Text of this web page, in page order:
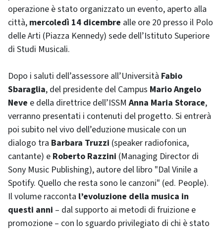
operazione è stato organizzato un evento, aperto alla
città, mercoledì 14 dicembre alle ore 20 presso il Polo
delle Arti (Piazza Kennedy) sede dell’Istituto Superiore
di Studi Musicali.
Dopo i saluti dell’assessore all’Università Fabio
Sbaraglia, del presidente del Campus Mario Angelo
Neve e della direttrice dell’ISSMAnna Maria Storace,
verranno presentati i contenuti del progetto. Si entrerà
poi subito nel vivo dell’eduzione musicale con un
dialogo tra Barbara Truzzi (speaker radiofonica,
cantante) e Roberto Razzini (Managing Director di
Sony Music Publishing), autore del libro "Dal Vinile a
Spotify. Quello che resta sono le canzoni" (ed. People).
Il volume racconta l’evoluzione della musica in
questi anni – dal supporto ai metodi di fruizione e
promozione – con lo sguardo privilegiato di chi è stato